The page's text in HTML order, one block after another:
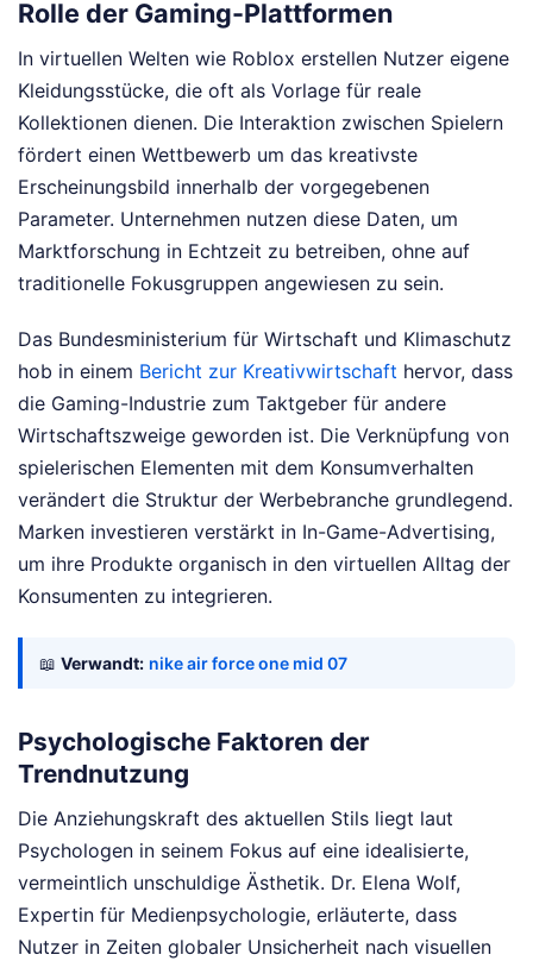
Rolle der Gaming-Plattformen
In virtuellen Welten wie Roblox erstellen Nutzer eigene
Kleidungsstücke, die oft als Vorlage für reale
Kollektionen dienen. Die Interaktion zwischen Spielern
fördert einen Wettbewerb um das kreativste
Erscheinungsbild innerhalb der vorgegebenen
Parameter. Unternehmen nutzen diese Daten, um
Marktforschung in Echtzeit zu betreiben, ohne auf
traditionelle Fokusgruppen angewiesen zu sein.
Das Bundesministerium für Wirtschaft und Klimaschutz
hob in einem Bericht zur Kreativwirtschaft hervor, dass
die Gaming-Industrie zum Taktgeber für andere
Wirtschaftszweige geworden ist. Die Verknüpfung von
spielerischen Elementen mit dem Konsumverhalten
verändert die Struktur der Werbebranche grundlegend.
Marken investieren verstärkt in In-Game-Advertising,
um ihre Produkte organisch in den virtuellen Alltag der
Konsumenten zu integrieren.
📖 Verwandt: nike air force one mid 07
Psychologische Faktoren der
Trendnutzung
Die Anziehungskraft des aktuellen Stils liegt laut
Psychologen in seinem Fokus auf eine idealisierte,
vermeintlich unschuldige Ästhetik. Dr. Elena Wolf,
Expertin für Medienpsychologie, erläuterte, dass
Nutzer in Zeiten globaler Unsicherheit nach visuellen